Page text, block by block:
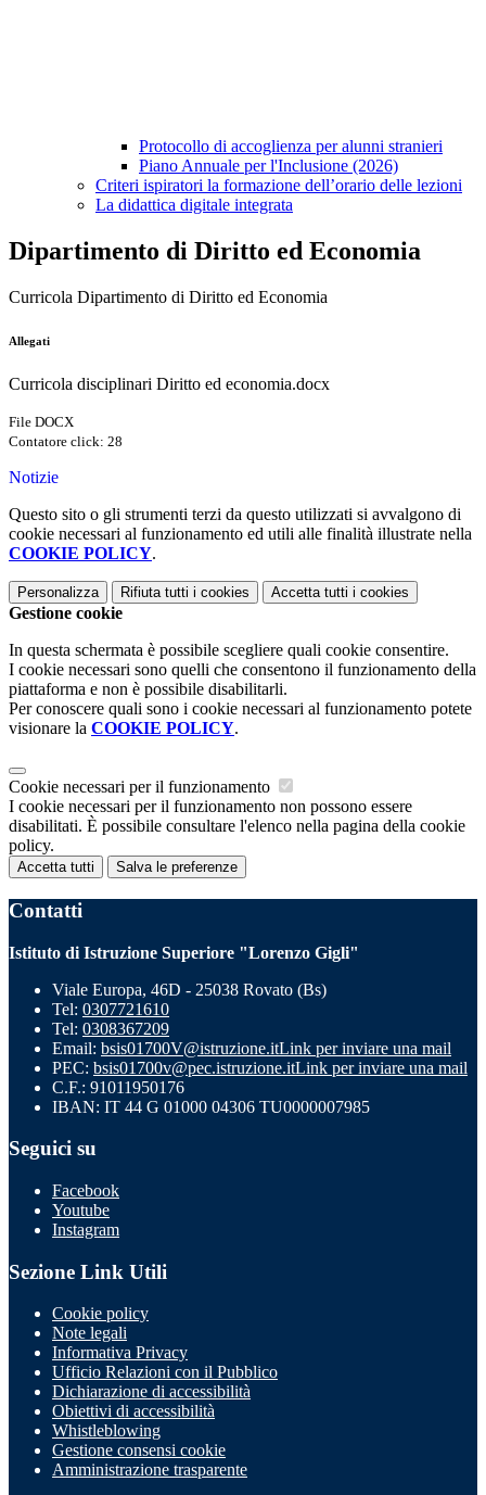
Protocollo di accoglienza per alunni stranieri
Piano Annuale per l'Inclusione (2026)
Criteri ispiratori la formazione dell’orario delle lezioni
La didattica digitale integrata
Dipartimento di Diritto ed Economia
Curricola Dipartimento di Diritto ed Economia
Allegati
Curricola disciplinari Diritto ed economia.docx
File DOCX
Contatore click: 28
Notizie
Questo sito o gli strumenti terzi da questo utilizzati si avvalgono di
cookie necessari al funzionamento ed utili alle finalità illustrate nella
COOKIE POLICY.
Personalizza Rifiuta tutti i cookies Accetta tutti i cookies
Gestione cookie
In questa schermata è possibile scegliere quali cookie consentire.
I cookie necessari sono quelli che consentono il funzionamento della
piattaforma e non è possibile disabilitarli.
Per conoscere quali sono i cookie necessari al funzionamento potete
visionare la COOKIE POLICY.
Cookie necessari per il funzionamento
I cookie necessari per il funzionamento non possono essere
disabilitati. È possibile consultare l'elenco nella pagina della cookie
policy.
Accetta tutti Salva le preferenze
Contatti
Istituto di Istruzione Superiore "Lorenzo Gigli"
Viale Europa, 46D - 25038 Rovato (Bs)
Tel: 0307721610
Tel: 0308367209
Email: bsis01700V@istruzione.itLink per inviare una mail
PEC: bsis01700v@pec.istruzione.itLink per inviare una mail
C.F.: 91011950176
IBAN: IT 44 G 01000 04306 TU0000007985
Seguici su
Facebook
Youtube
Instagram
Sezione Link Utili
Cookie policy
Note legali
Informativa Privacy
Ufficio Relazioni con il Pubblico
Dichiarazione di accessibilità
Obiettivi di accessibilità
Whistleblowing
Gestione consensi cookie
Amministrazione trasparente